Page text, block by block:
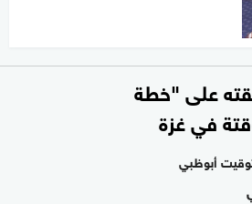
على "خطة
في غزة